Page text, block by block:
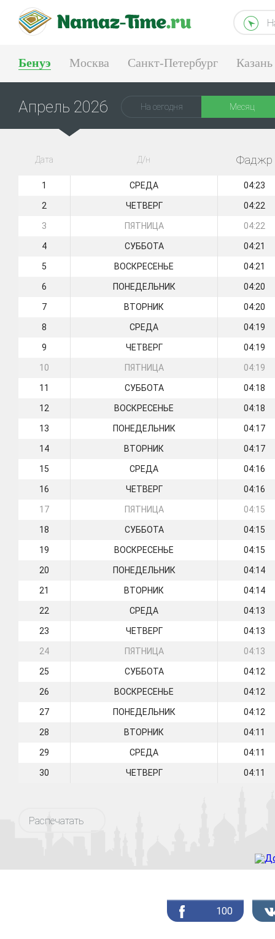
Бенуэ Москва Санкт-Петербург Казань
Апрель 2026 На сегодня Месяц
Дата Д/н Фаджр
1 СРЕДА 04:23
2 ЧЕТВЕРГ 04:22
3 ПЯТНИЦА 04:22
4 СУББОТА 04:21
5 ВОСКРЕСЕНЬЕ 04:21
6 ПОНЕДЕЛЬНИК 04:20
7 ВТОРНИК 04:20
8 СРЕДА 04:19
9 ЧЕТВЕРГ 04:19
10 ПЯТНИЦА 04:19
11 СУББОТА 04:18
12 ВОСКРЕСЕНЬЕ 04:18
13 ПОНЕДЕЛЬНИК 04:17
14 ВТОРНИК 04:17
15 СРЕДА 04:16
16 ЧЕТВЕРГ 04:16
17 ПЯТНИЦА 04:15
18 СУББОТА 04:15
19 ВОСКРЕСЕНЬЕ 04:15
20 ПОНЕДЕЛЬНИК 04:14
21 ВТОРНИК 04:14
22 СРЕДА 04:13
23 ЧЕТВЕРГ 04:13
24 ПЯТНИЦА 04:13
25 СУББОТА 04:12
26 ВОСКРЕСЕНЬЕ 04:12
27 ПОНЕДЕЛЬНИК 04:12
28 ВТОРНИК 04:11
29 СРЕДА 04:11
30 ЧЕТВЕРГ 04:11
Распечатать
100